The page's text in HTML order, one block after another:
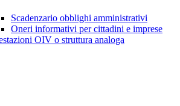
Scadenzario obblighi amministrativi
Oneri informativi per cittadini e imprese
OIV o struttura analoga